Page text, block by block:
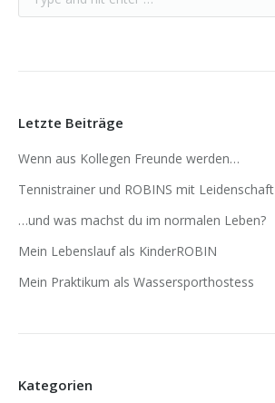
Letzte Beiträge
Wenn aus Kollegen Freunde werden…
Tennistrainer und ROBINS mit Leidenschaft
…und was machst du im normalen Leben?
Mein Lebenslauf als KinderROBIN
Mein Praktikum als Wassersporthostess
Kategorien